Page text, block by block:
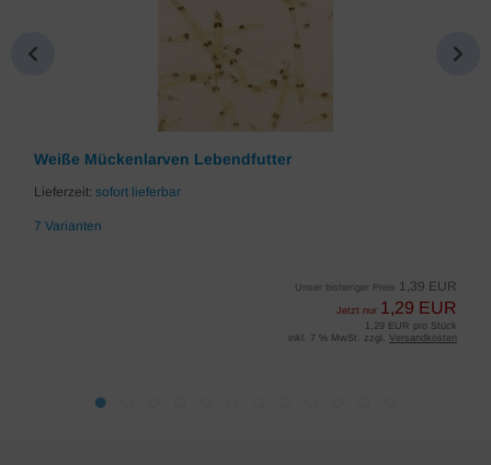
Weiße Mückenlarven Lebendfutter
Lieferzeit: sofort lieferbar
7 Varianten
Unser bisheriger Preis 1,39 EUR
Jetzt nur 1,29 EUR
1,29 EUR pro Stück
inkl. 7 % MwSt. zzgl. Versandkosten